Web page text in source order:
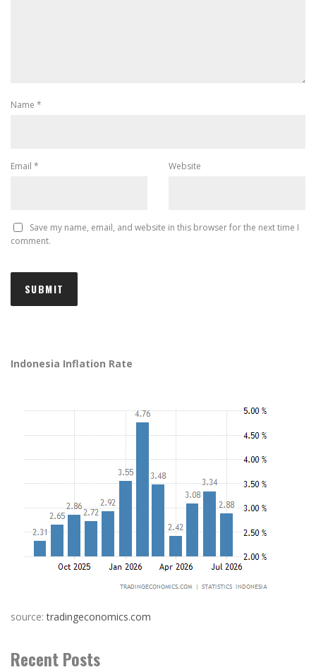
Name *
Email * Website
Save my name, email, and website in this browser for the next time I
comment.
Indonesia Inflation Rate
source:tradingeconomics.com
Recent Posts